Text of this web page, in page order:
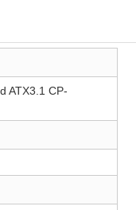
ATX3.1 CP-